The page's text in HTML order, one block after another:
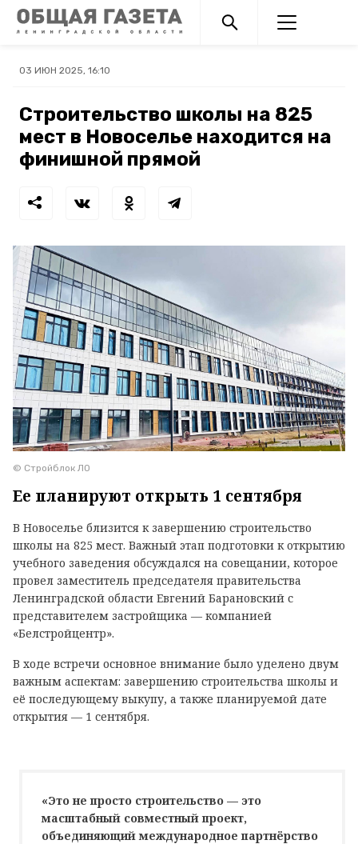
03 ИЮН 2025, 16:10
Строительство школы на 825
мест в Новоселье находится на
финишной прямой
© Стройблок ЛО
Ее планируют открыть 1 сентября
В Новоселье близится к завершению строительство
школы на 825 мест. Важный этап подготовки к открытию
учебного заведения обсуждался на совещании, которое
провел заместитель председателя правительства
Ленинградской области Евгений Барановский с
представителем застройщика — компанией
«Белстройцентр».
В ходе встречи основное внимание было уделено двум
важным аспектам: завершению строительства школы и
её последующему выкупу, а также планируемой дате
открытия — 1 сентября.
«Это не просто строительство — это
масштабный совместный проект,
объединяющий международное партнёрство